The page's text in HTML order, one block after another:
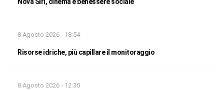
Nova Siri, cinema e benessere sociale
8 Agosto 2026 - 18:54
Risorse idriche, più capillare il monitoraggio
8 Agosto 2026 - 12:30